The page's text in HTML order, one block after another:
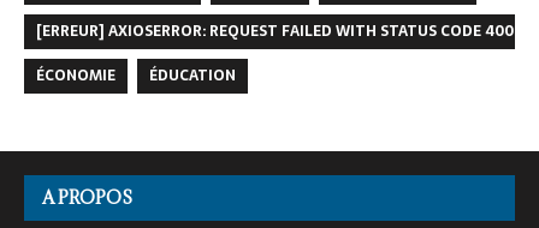
[ERREUR] AXIOSERROR: REQUEST FAILED WITH STATUS CODE 400
ÉCONOMIE
ÉDUCATION
A PROPOS